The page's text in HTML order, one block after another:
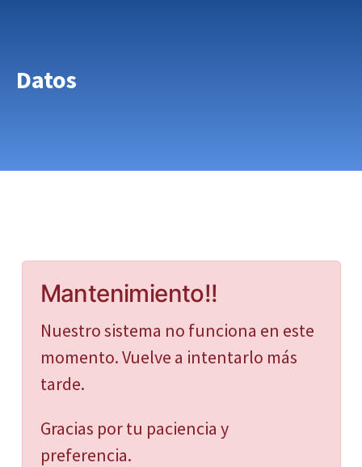
Datos
Mantenimiento!!
Nuestro sistema no funciona en este
momento. Vuelve a intentarlo más
tarde.
Gracias por tu paciencia y
preferencia.